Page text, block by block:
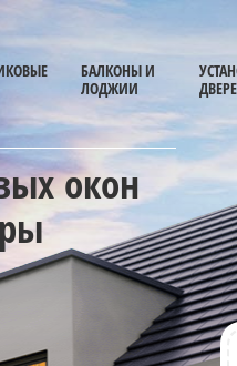
БАЛКОНЫ И
ЛОДЖИИ
окон